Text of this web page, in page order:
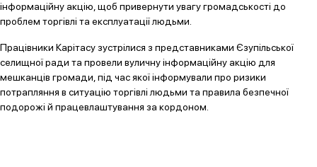
інформаційну акцію, щоб привернути увагу громадськості до
проблем торгівлі та експлуатації людьми.
Працівники Карітасу зустрілися з представниками Єзупільської
селищної ради та провели вуличну інформаційну акцію для
мешканців громади, під час якої інформували про ризики
потрапляння в ситуацію торгівлі людьми та правила безпечної
подорожі й працевлаштування за кордоном.